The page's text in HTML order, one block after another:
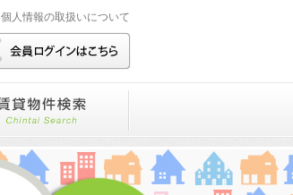
個人情報の取扱いについて